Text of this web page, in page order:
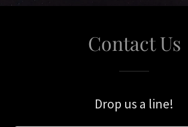
Contact Us
Drop us a line!